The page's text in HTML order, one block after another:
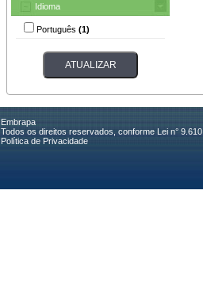
Idioma
Português (1)
Embrapa
Todos os direitos reservados, conforme Lei n° 9.610
Política de Privacidade